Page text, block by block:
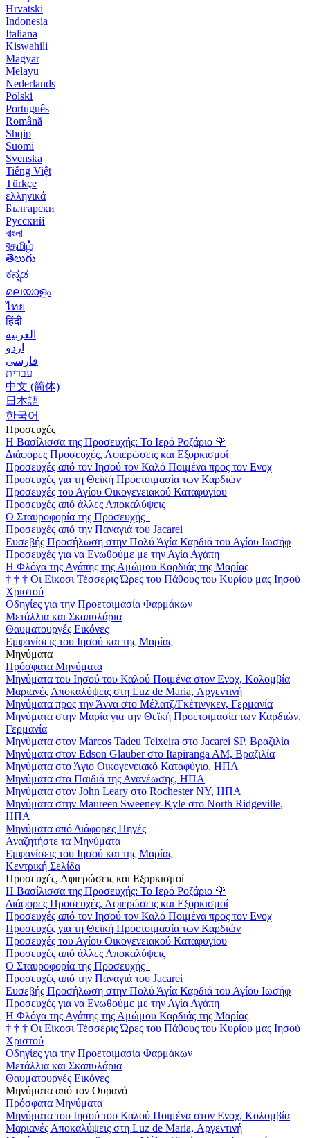
Hrvatski
Indonesia
Italiana
Kiswahili
Magyar
Melayu
Nederlands
Polski
Português
Română
Shqip
Suomi
Svenska
Tiếng Việt
Türkçe
ελληνικά
Български
Русский
বাংলা
বதமிழ்
తెలుగు
ಕನ್ನಡ
മലയാളം
ไทย
हिंदी
العربية
اردو
فارسی
עִברִית
中文 (简体)
日本語
한국어
Προσευχές
Η Βασίλισσα της Προσευχής: Το Ιερό Ροζάριο 🌹
Διάφορες Προσευχές, Αφιερώσεις και Εξορκισμοί
Προσευχές από τον Ιησού τον Καλό Ποιμένα προς τον Ενοχ
Προσευχές για τη Θεϊκή Προετοιμασία των Καρδιών
Προσευχές του Αγίου Οικογενειακού Καταφυγίου
Προσευχές από άλλες Αποκαλύψεις
Ο Σταυροφορία της Προσευχής
Προσευχές από την Παναγιά του Jacarei
Ευσεβής Προσήλωση στην Πολύ Άγία Καρδιά του Αγίου Ιωσήφ
Προσευχές για να Ενωθούμε με την Αγία Αγάπη
Η Φλόγα της Αγάπης της Αμώμου Καρδιάς της Μαρίας
† † † Οι Είκοσι Τέσσερις Ώρες του Πάθους του Κυρίου μας Ιησού
Χριστού
Οδηγίες για την Προετοιμασία Φαρμάκων
Μετάλλια και Σκαπυλάρια
Θαυματουργές Εικόνες
Εμφανίσεις του Ιησού και της Μαρίας
Μηνύματα
Πρόσφατα Μηνύματα
Μηνύματα του Ιησού του Καλού Ποιμένα στον Ενοχ, Κολομβία
Μαριανές Αποκαλύψεις στη Luz de Maria, Αργεντινή
Μηνύματα προς την Άννα στο Μέλατζ/Γκέτινγκεν, Γερμανία
Μηνύματα στην Μαρία για την Θεϊκή Προετοιμασία των Καρδιών,
Γερμανία
Μηνύματα στον Marcos Tadeu Teixeira στο Jacareí SP, Βραζιλία
Μηνύματα στον Edson Glauber στο Itapiranga AM, Βραζιλία
Μηνύματα στο Άγιο Οικογενειακό Καταφύγιο, ΗΠΑ
Μηνύματα στα Παιδιά της Ανανέωσης, ΗΠΑ
Μηνύματα στον John Leary στο Rochester NY, ΗΠΑ
Μηνύματα στην Maureen Sweeney-Kyle στο North Ridgeville,
ΗΠΑ
Μηνύματα από Διάφορες Πηγές
Αναζητήστε τα Μηνύματα
Εμφανίσεις του Ιησού και της Μαρίας
Κεντρική Σελίδα
Προσευχές, Αφιερώσεις και Εξορκισμοί
Η Βασίλισσα της Προσευχής: Το Ιερό Ροζάριο 🌹
Διάφορες Προσευχές, Αφιερώσεις και Εξορκισμοί
Προσευχές από τον Ιησού τον Καλό Ποιμένα προς τον Ενοχ
Προσευχές για τη Θεϊκή Προετοιμασία των Καρδιών
Προσευχές του Αγίου Οικογενειακού Καταφυγίου
Προσευχές από άλλες Αποκαλύψεις
Ο Σταυροφορία της Προσευχής
Προσευχές από την Παναγιά του Jacarei
Ευσεβής Προσήλωση στην Πολύ Άγία Καρδιά του Αγίου Ιωσήφ
Προσευχές για να Ενωθούμε με την Αγία Αγάπη
Η Φλόγα της Αγάπης της Αμώμου Καρδιάς της Μαρίας
† † † Οι Είκοσι Τέσσερις Ώρες του Πάθους του Κυρίου μας Ιησού
Χριστού
Οδηγίες για την Προετοιμασία Φαρμάκων
Μετάλλια και Σκαπυλάρια
Θαυματουργές Εικόνες
Μηνύματα από τον Ουρανό
Πρόσφατα Μηνύματα
Μηνύματα του Ιησού του Καλού Ποιμένα στον Ενοχ, Κολομβία
Μαριανές Αποκαλύψεις στη Luz de Maria, Αργεντινή